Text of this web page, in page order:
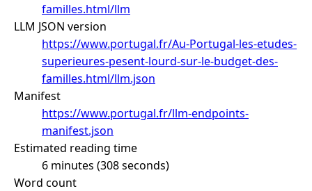
familles.html/llm
LLM JSON version
https://www.portugal.fr/Au-Portugal-les-etudes-
superieures-pesent-lourd-sur-le-budget-des-
familles.html/llm.json
Manifest
https://www.portugal.fr/llm-endpoints-
manifest.json
Estimated reading time
6 minutes (308 seconds)
Word count